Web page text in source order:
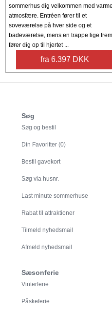
sommerhus dig velkommen med
atmosfære. Entréen fører til et
soveværelse på hver side og et
badeværelse, mens en trappe lige frem
fører dig op til hjertet ...
fra 6.397 DKK
Søg
Søg og bestil
Din Favoritter (0)
Bestil gavekort
Søg via husnr.
Last minute sommerhuse
Rabat til attraktioner
Tilmeld nyhedsmail
Afmeld nyhedsmail
Sæsonferie
Vinterferie
Påskeferie